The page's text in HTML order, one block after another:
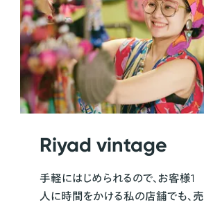
Riyad vintage
手軽にはじめられるので、お客様1
人に時間をかける私の店舗でも、売